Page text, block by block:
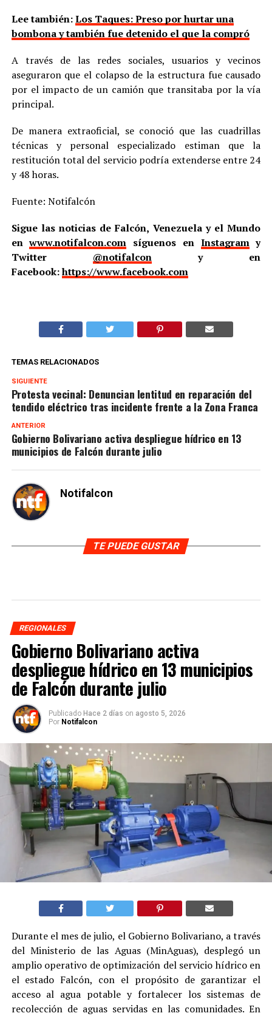
Lee también:Los Taques: Preso por hurtar una
bombona y también fue detenido el que la compró
A través de las redes sociales, usuarios y vecinos
aseguraron que el colapso de la estructura fue causado
por el impacto de un camión que transitaba por la vía
principal.
De manera extraoficial, se conoció que las cuadrillas
técnicas y personal especializado estiman que la
restitución total del servicio podría extenderse entre 24
y 48 horas.
Fuente: Notifalcón
Sigue las noticias de Falcón, Venezuela y el Mundo
enwww.notifalcon.com síguenos en Instagramy
Twitter @notifalcony en
Facebook:https://www.facebook.com
TEMAS RELACIONADOS
SIGUIENTE
Protesta vecinal: Denuncian lentitud en reparación del
tendido eléctrico tras incidente frente a la Zona Franca
ANTERIOR
Gobierno Bolivariano activa despliegue hídrico en 13
municipios de Falcón durante julio
Notifalcon
TE PUEDE GUSTAR
REGIONALES
Gobierno Bolivariano activa
despliegue hídrico en 13 municipios
de Falcón durante julio
Publicado Hace 2 días on agosto 5, 2026
Por Notifalcon
Durante el mes de julio, el Gobierno Bolivariano, a través
del Ministerio de las Aguas (MinAguas), desplegó un
amplio operativo de optimización del servicio hídrico en
el estado Falcón, con el propósito de garantizar el
acceso al agua potable y fortalecer los sistemas de
recolección de aguas servidas en las comunidades. En